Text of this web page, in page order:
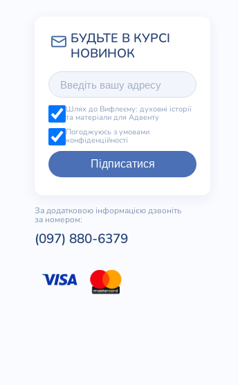
Шлях до Вифлеєму: духовні історії
та матеріали для Адвенту
Погоджуюсь з умовами
конфіденційності
Підписатися
За додатковою інформацією дзвоніть
за номером:
(097) 880-6379